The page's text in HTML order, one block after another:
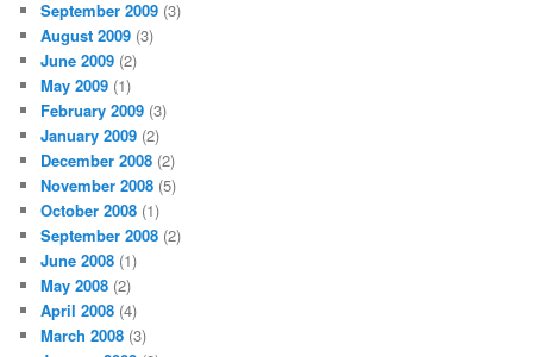
September 2009 (3)
August 2009 (3)
June 2009 (2)
May 2009 (1)
February 2009 (3)
January 2009 (2)
December 2008 (2)
November 2008 (5)
October 2008 (1)
September 2008 (2)
June 2008 (1)
May 2008 (2)
April 2008 (4)
March 2008 (3)